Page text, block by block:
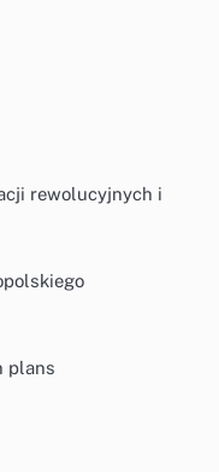
rewolucyjnych i
plans